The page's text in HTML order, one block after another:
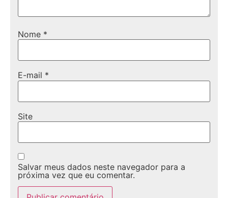
Nome *
E-mail *
Site
Salvar meus dados neste navegador para a
próxima vez que eu comentar.